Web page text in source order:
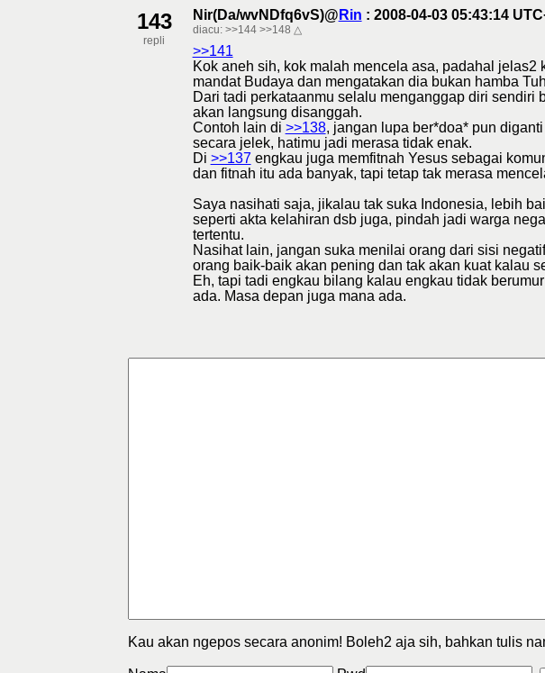
143
repli
Nir(Da/wvNDfq6vS)@ Rin : 2008-04-03 05:43:14
diacu: >>144 >>148 △
>>141
Kok aneh sih, kok malah mencela asa, padahal
mandat Budaya dan mengatakan dia bukan hamba
Dari tadi perkataanmu selalu menganggap diri
akan langsung disanggah.
Contoh lain di >>138, jangan lupa ber*doa* pun
secara jelek, hatimu jadi merasa tidak enak.
Di >>137 engkau juga memfitnah Yesus sebagai
dan fitnah itu ada banyak, tapi tetap tak merasa
Saya nasihati saja, jikalau tak suka Indonesia, lebih
seperti akta kelahiran dsb juga, pindah jadi warga
tertentu.
Nasihat lain, jangan suka menilai orang dari sisi
orang baik-baik akan pening dan tak akan kuat kalau
Eh, tapi tadi engkau bilang kalau engkau tidak
ada. Masa depan juga mana ada.
Kau akan ngepos secara anonim! Boleh2 aja sih, bahkan tulis